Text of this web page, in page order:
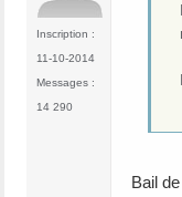
Inscription :
11-10-2014
Messages :
14 290
Bail